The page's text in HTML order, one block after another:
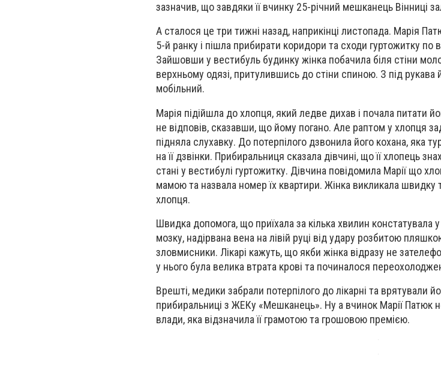
зазначив, що завдяки її вчинку 25-річний мешканець Вінниці
А сталося це три тижні назад, наприкінці листопада. Марія
5-й ранку і пішла прибирати коридори та сходи гуртожитку по
Зайшовши у вестибуль будинку жінка побачила біля стіни
верхньому одязі, притулившись до стіни спиною. З під рукава
мобільний.
Марія підійшла до хлопця, який ледве дихав і почала питати
не відповів, сказавши, що йому погано. Але раптом у хлопця
підняла слухавку. До потерпілого дзвонила його кохана, яка
на її дзвінки. Прибиральниця сказала дівчині, що її хлопець
стані у вестибулі гуртожитку. Дівчина повідомила Марії що
мамою та назвала номер їх квартири. Жінка викликала швидку
хлопця.
Швидка допомога, що приїхала за кілька хвилин констатувала
мозку, надірвана вена на лівій руці від удару розбитою
зловмисники. Лікарі кажуть, що якби жінка відразу не
у нього була велика втрата крові та починалося
Врешті, медики забрали потерпілого до лікарні та врятували
прибиральниці з ЖЕКу «Мешканець». Ну а вчинок Марії Патюк
влади, яка відзначила її грамотою та грошовою премією.